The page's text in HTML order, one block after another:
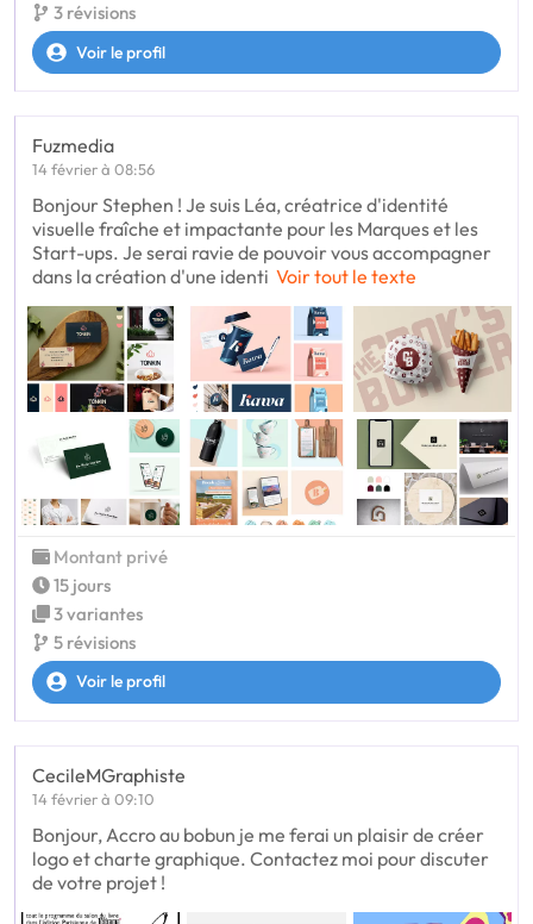
3 révisions
Voir le profil
Fuzmedia
14 février à 08:56
Bonjour Stephen ! Je suis Léa, créatrice d'identité
visuelle fraîche et impactante pour les Marques et les
Start-ups. Je serai ravie de pouvoir vous accompagner
dans la création d'une identi Voir tout le texte
Montant privé
15 jours
3 variantes
5 révisions
Voir le profil
CecileMGraphiste
14 février à 09:10
Bonjour, Accro au bobun je me ferai un plaisir de créer
logo et charte graphique. Contactez moi pour discuter
de votre projet !